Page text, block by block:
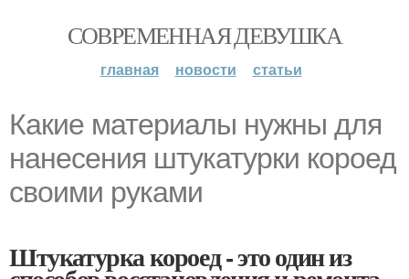
СОВРЕМЕННАЯ ДЕВУШКА
главная новости статьи
Какие материалы нужны для
нанесения штукатурки короед
своими руками
Штукатурка короед - это один из